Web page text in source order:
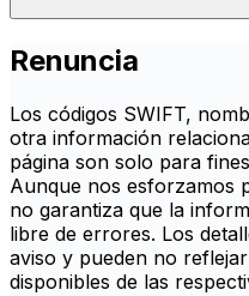
Renuncia
Los códigos SWIFT,
otra información
página son solo para
Aunque nos esforzamos
no garantiza que la
libre de errores. Los
aviso y pueden no
disponibles de las